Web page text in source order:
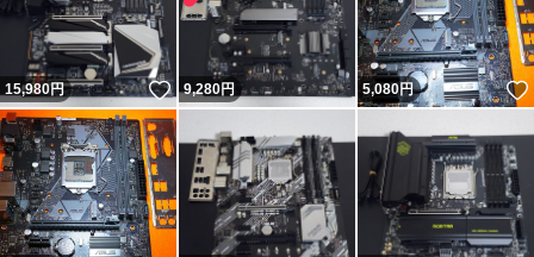
15,980円 いいね！
9,280円 5,080円